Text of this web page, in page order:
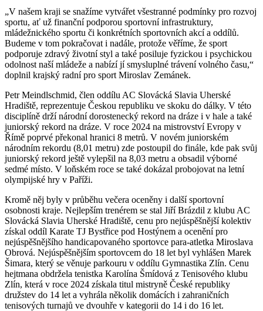
„V našem kraji se snažíme vytvářet všestranné podmínky pro rozvoj
sportu, ať už finanční podporou sportovní infrastruktury,
mládežnického sportu či konkrétních sportovních akcí a oddílů.
Budeme v tom pokračovat i nadále, protože věříme, že sport
podporuje zdravý životní styl a také posiluje fyzickou i psychickou
odolnost naší mládeže a nabízí jí smysluplné trávení volného času,“
doplnil krajský radní pro sport Miroslav Zemánek.
Petr Meindlschmid, člen oddílu AC Slovácká Slavia Uherské
Hradiště, reprezentuje Českou republiku ve skoku do dálky. V této
disciplíně drží národní dorostenecký rekord na dráze i v hale a také
juniorský rekord na dráze. V roce 2024 na mistrovství Evropy v
Římě poprvé překonal hranici 8 metrů. V novém juniorském
národním rekordu (8,01 metru) zde postoupil do finále, kde pak svůj
juniorský rekord ještě vylepšil na 8,03 metru a obsadil výborné
sedmé místo. V loňském roce se také dokázal probojovat na letní
olympijské hry v Paříži.
Kromě něj byly v průběhu večera oceněny i další sportovní
osobnosti kraje. Nejlepším trenérem se stal Jiří Brázdil z klubu AC
Slovácká Slavia Uherské Hradiště, cenu pro nejúspěšnější kolektiv
získal oddíl Karate TJ Bystřice pod Hostýnem a ocenění pro
nejúspěšnějšího handicapovaného sportovce para-atletka Miroslava
Obrová. Nejúspěšnějším sportovcem do 18 let byl vyhlášen Marek
Šimara, který se věnuje parkouru v oddílu Gymnastika Zlín. Cenu
hejtmana obdržela tenistka Karolína Šmídová z Tenisového klubu
Zlín, která v roce 2024 získala titul mistryně České republiky
družstev do 14 let a vyhrála několik domácích i zahraničních
tenisových turnajů ve dvouhře v kategorii do 14 i do 16 let.